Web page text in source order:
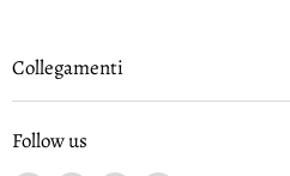
Collegamenti
Follow us